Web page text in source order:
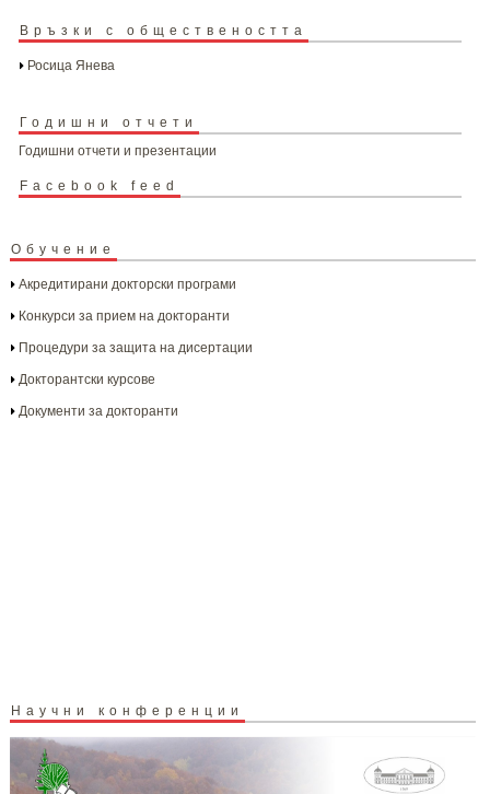
Връзки с обществеността
Росица Янева
Годишни отчети
Годишни отчети и презентации
Facebook feed
Обучение
Акредитирани докторски програми
Конкурси за прием на докторанти
Процедури за защита на дисертации
Докторантски курсове
Документи за докторанти
Научни конференции